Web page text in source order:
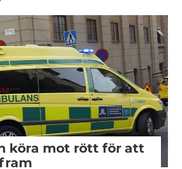
köra mot rött för att